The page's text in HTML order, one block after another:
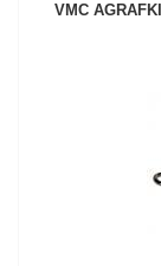
VMC